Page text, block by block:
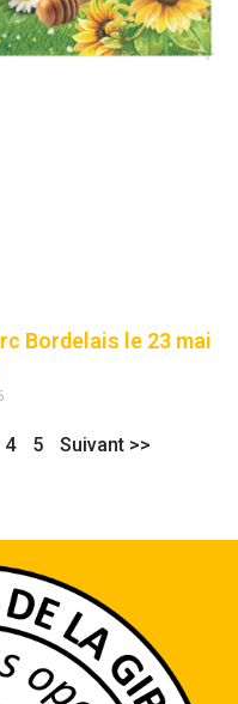
Bordelais le 23 mai
4 5 Suivant >>